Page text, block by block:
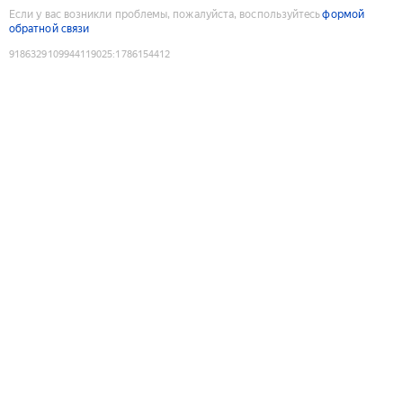
Если у вас возникли проблемы, пожалуйста, воспользуйтесьформой
обратной связи
9186329109944119025:1786154412